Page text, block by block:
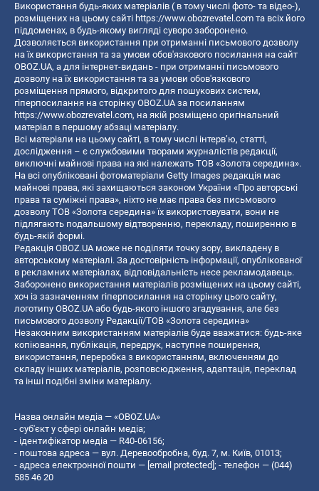
Використання будь-яких матеріалів ( в тому числі фото- та відео-),
розміщених на цьому сайті https://www.obozrevatel.com та всіх його
піддоменах, в будь-якому вигляді суворо заборонено.
Дозволяється використання при отриманні письмового дозволу
на їх використання та за умови обов'язкового посилання на сайт
OBOZ.UA, а для інтернет-видань - при отриманні письмового
дозволу на їх використання та за умови обов'язкового
розміщення прямого, відкритого для пошукових систем,
гіперпосилання на сторінку OBOZ.UA за посиланням
https://www.obozrevatel.com, на якій розміщено оригінальний
матеріал в першому абзаці матеріалу.
Всі матеріали на цьому сайті, в тому числі інтерв’ю, статті,
дослідження – є службовими творами журналістів редакції,
виключні майнові права на які належать ТОВ «Золота середина».
На всі опубліковані фотоматеріали Getty Images редакція має
майнові права, які захищаються законом України «Про авторські
права та суміжні права», ніхто не має права без письмового
дозволу ТОВ «Золота середина» їх використовувати, вони не
підлягають подальшому відтворенню, перекладу, поширенню в
будь-якій формі.
Редакція OBOZ.UA може не поділяти точку зору, викладену в
авторському матеріалі. За достовірність інформації, опублікованої
в рекламних матеріалах, відповідальність несе рекламодавець.
Заборонено використання матеріалів розміщених на цьому сайті,
хоч із зазначенням гіперпосилання на сторінку цього сайту,
логотипу OBOZ.UA або будь-якого іншого згадування, але без
письмового дозволу Редакції/ТОВ «Золота середина»
Незаконним використанням матеріалів буде вважатися: будь-яке
копiювання, публiкацiя, передрук, наступне поширення,
використання, переробка з використанням, включенням до
складу інших матеріалів, розповсюдження, адаптація, переклад
та інші подібні зміни матеріалу.
Назва онлайн медіа — «OBOZ.UA»
- суб'єкт у сфері онлайн медіа;
- ідентифікатор медіа — R40-06156;
- поштова адреса — вул. Деревообробна, буд. 7, м. Київ, 01013;
- адреса електронної пошти — [email protected] ; - телефон — (044)
585 46 20